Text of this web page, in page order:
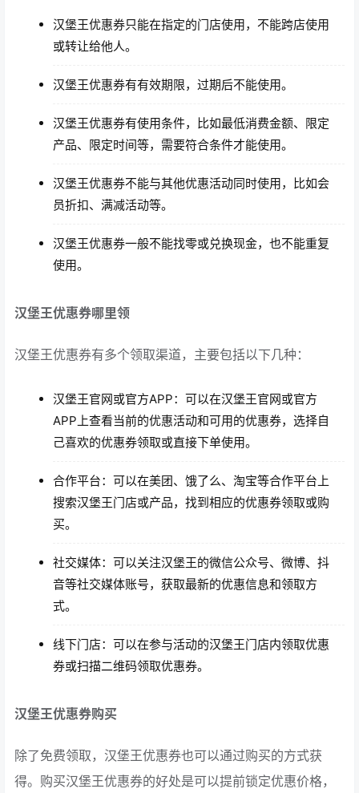
汉堡王优惠券只能在指定的门店使用，不能跨店使用
或转让给他人。
汉堡王优惠券有有效期限，过期后不能使用。
汉堡王优惠券有使用条件，比如最低消费金额、限定
产品、限定时间等，需要符合条件才能使用。
汉堡王优惠券不能与其他优惠活动同时使用，比如会
员折扣、满减活动等。
汉堡王优惠券一般不能找零或兑换现金，也不能重复
使用。
汉堡王优惠券哪里领
汉堡王优惠券有多个领取渠道，主要包括以下几种：
汉堡王官网或官方APP：可以在汉堡王官网或官方
APP上查看当前的优惠活动和可用的优惠券，选择自
己喜欢的优惠券领取或直接下单使用。
合作平台：可以在美团、饿了么、淘宝等合作平台上
搜索汉堡王门店或产品，找到相应的优惠券领取或购
买。
社交媒体：可以关注汉堡王的微信公众号、微博、抖
音等社交媒体账号，获取最新的优惠信息和领取方
式。
线下门店：可以在参与活动的汉堡王门店内领取优惠
券或扫描二维码领取优惠券。
汉堡王优惠券购买
除了免费领取，汉堡王优惠券也可以通过购买的方式获
得。购买汉堡王优惠券的好处是可以提前锁定优惠价格，